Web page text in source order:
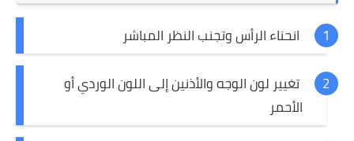
انحناء الرأس وتجنب النظر المباشر
تغيير لون الوجه والأذنين إلى اللون الوردي أو
الأحمر